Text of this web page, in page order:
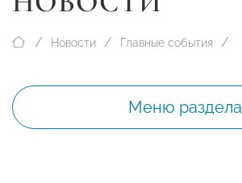
Новости Главные события
Меню раздела